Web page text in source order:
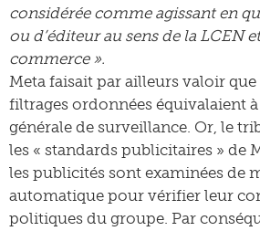
considérée comme agissant en
ou d’éditeur au sens de la LCEN
commerce ».
Meta faisait par ailleurs valoir que
filtrages ordonnées équivalaient
générale de surveillance. Or, le
les « standards publicitaires » de
les publicités sont examinées de
automatique pour vérifier leur
politiques du groupe. Par